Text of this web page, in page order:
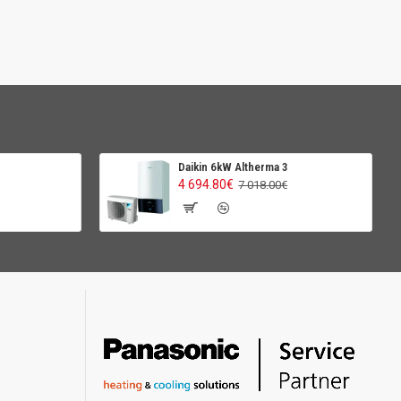
Daikin 6kW Altherma 3
4 694.80€ 7 018.00€